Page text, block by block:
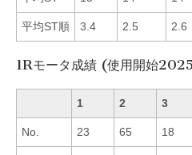
平均ST順 3.4 2.5 2.6
1Rモータ成績 (使用開始
1 2 3
No. 23 65 18